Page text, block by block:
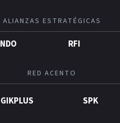
ALIANZAS ESTRATÉGICAS
RFI
RED ACENTO
GIKPLUS SPK